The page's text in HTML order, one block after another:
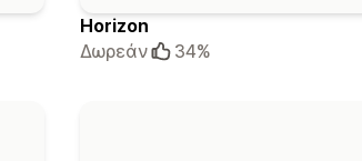
Horizon
Δωρεάν
34%